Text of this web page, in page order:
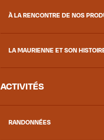
À LA RENCONTRE DE NOS
LA MAURIENNE ET SON
ACTIVITÉS
RANDONNÉES